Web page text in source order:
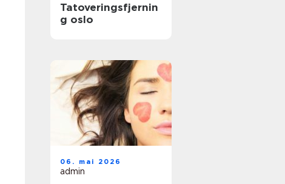
Tatoveringsfjernin
g oslo
06. mai 2026
admin